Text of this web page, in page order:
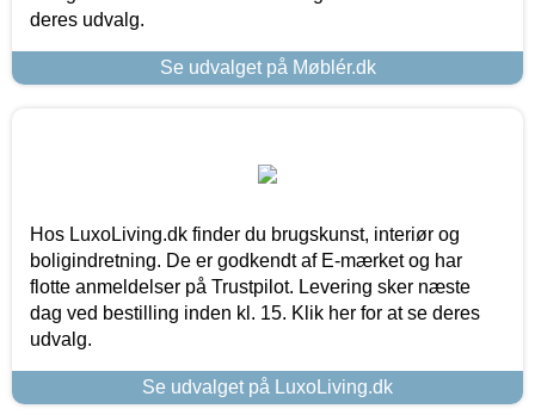
deres udvalg.
Se udvalget på Møblér.dk
Hos LuxoLiving.dk finder du brugskunst, interiør og
boligindretning. De er godkendt af E-mærket og har
flotte anmeldelser på Trustpilot. Levering sker næste
dag ved bestilling inden kl. 15. Klik her for at se deres
udvalg.
Se udvalget på LuxoLiving.dk